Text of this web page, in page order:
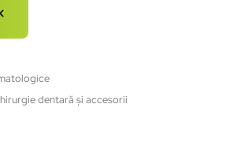
dentară și accesorii